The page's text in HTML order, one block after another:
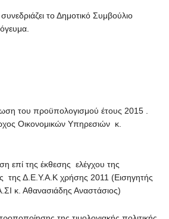
το Δημοτικό Συμβούλιο
προϋπολογισμού έτους 2015 .
Οικονομικών Υπηρεσιών κ.
της έκθεσης ελέγχου της
της Δ.Ε.Υ.Α.Κ χρήσης 2011 (Εισηγητής
κ. Αθανασιάδης Αναστάσιος)